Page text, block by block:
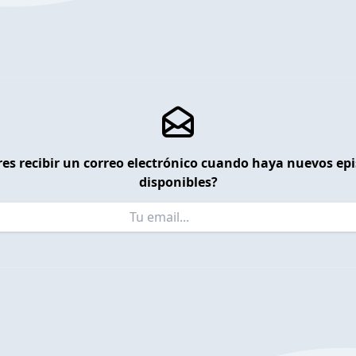
recibir un correo electrónico cuando haya nuevos
disponibles?